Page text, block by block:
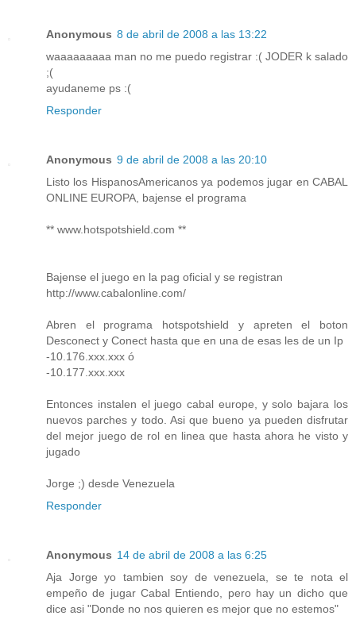
Anonymous 8 de abril de 2008 a las 13:22
waaaaaaaaa man no me puedo registrar :( JODER k salado
;(
ayudaneme ps :(
Responder
Anonymous 9 de abril de 2008 a las 20:10
Listo los HispanosAmericanos ya podemos jugar en CABAL
ONLINE EUROPA, bajense el programa
** www.hotspotshield.com **
Bajense el juego en la pag oficial y se registran
http://www.cabalonline.com/
Abren el programa hotspotshield y apreten el boton
Desconect y Conect hasta que en una de esas les de un Ip
-10.176.xxx.xxx ó
-10.177.xxx.xxx
Entonces instalen el juego cabal europe, y solo bajara los
nuevos parches y todo. Asi que bueno ya pueden disfrutar
del mejor juego de rol en linea que hasta ahora he visto y
jugado
Jorge ;) desde Venezuela
Responder
Anonymous 14 de abril de 2008 a las 6:25
Aja Jorge yo tambien soy de venezuela, se te nota el
empeño de jugar Cabal Entiendo, pero hay un dicho que
dice asi "Donde no nos quieren es mejor que no estemos"